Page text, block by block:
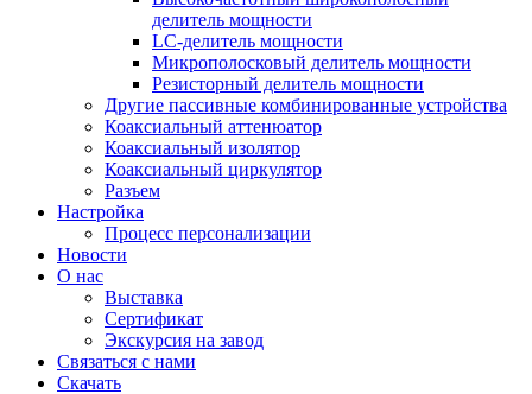
делитель мощности
LC-делитель мощности
Микрополосковый делитель мощности
Резисторный делитель мощности
Другие пассивные комбинированные устройства
Коаксиальный аттенюатор
Коаксиальный изолятор
Коаксиальный циркулятор
Разъем
Настройка
Процесс персонализации
Новости
О нас
Выставка
Сертификат
Экскурсия на завод
Связаться с нами
Скачать